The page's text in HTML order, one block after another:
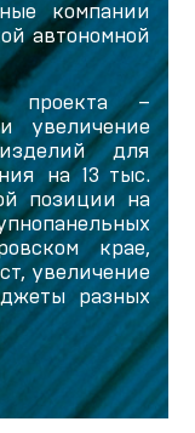
компании
автономной
проекта –
увеличение
для
на 13 тыс.
позиции на
крае,
увеличение
разных